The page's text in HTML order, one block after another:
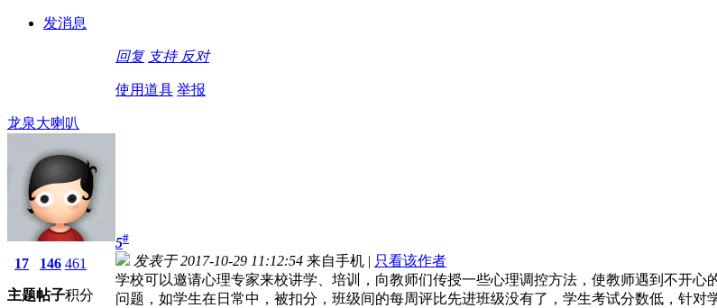
发消息
回复 支持 反对
使用道具 举报
龙泉大喇叭
17
主题
146
帖子
461
积分
5#
发表于 2017-10-29 11:12:54 来自手机 | 只看该作者
学校可以邀请心理专家来校讲学、培训，向教师们传授一些心理调控方法，使教师遇到不开
问题，如学生在日常中，被扣分，班级间的每周评比先进班级没有了，学生考试分数低，针